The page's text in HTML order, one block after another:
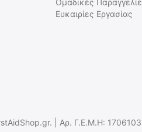
Άμεσα διαθέσιμο
Ομαδικές
Ευκαιρίες Εργασίας
| Αρ. Γ.Ε.Μ.Η: